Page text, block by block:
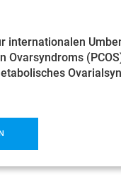
internationalen
Ovarsyndroms